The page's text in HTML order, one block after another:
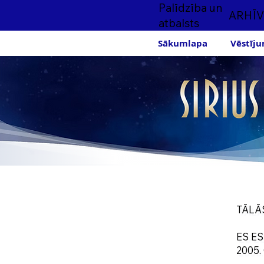
Palīdzība un
atbalsts
ES
2005.
Sākumlapa